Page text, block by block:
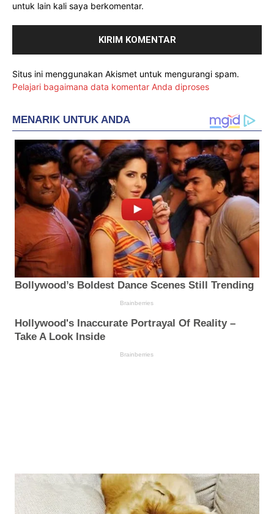
untuk lain kali saya berkomentar.
Situs ini menggunakan Akismet untuk mengurangi spam.
Pelajari bagaimana data komentar Anda diproses